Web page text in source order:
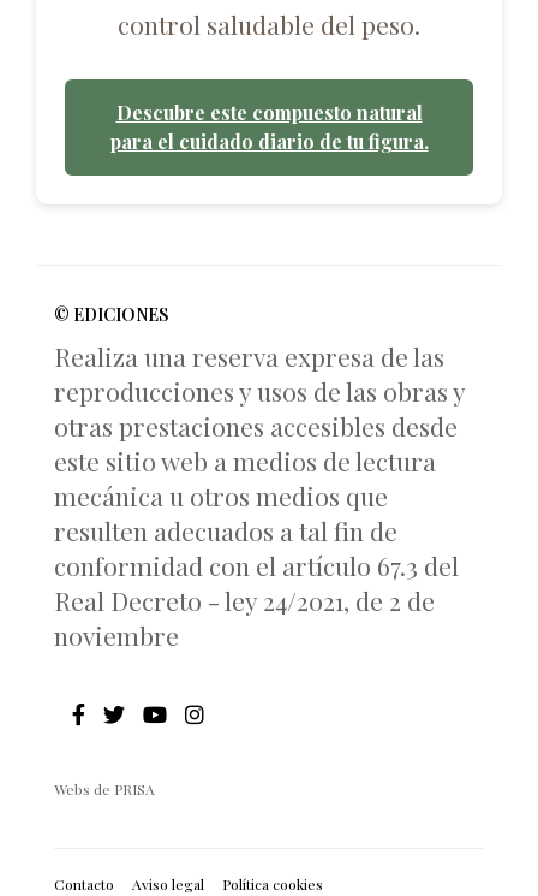
control saludable del peso.
Descubre este compuesto natural
para el cuidado diario de tu figura.
© EDICIONES
Realiza una reserva expresa de las
reproducciones y usos de las obras y
otras prestaciones accesibles desde
este sitio web a medios de lectura
mecánica u otros medios que
resulten adecuados a tal fin de
conformidad con el artículo 67.3 del
Real Decreto - ley 24/2021, de 2 de
noviembre
Webs de PRISA
Contacto Aviso legal Política cookies